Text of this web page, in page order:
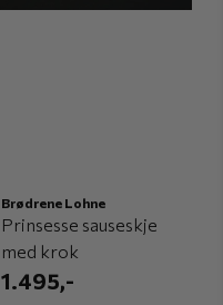
Brødrene Lohne
Prinsesse sauseskje
med krok
1.495,-